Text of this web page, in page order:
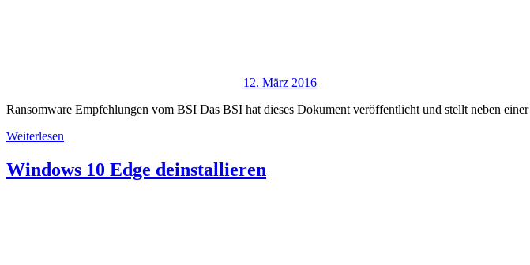
12. März 2016
Ransomware Empfehlungen vom BSI Das BSI hat dieses Dokument veröffentlicht und stellt neben
Weiterlesen
Windows 10 Edge deinstallieren